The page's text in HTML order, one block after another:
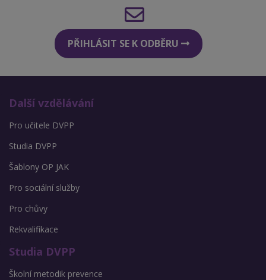
PŘIHLÁSIT SE K ODBĚRU
Další vzdělávání
Pro učitele DVPP
Studia DVPP
Šablony OP JAK
Pro sociální služby
Pro chůvy
Rekvalifikace
Studia DVPP
Školní metodik prevence